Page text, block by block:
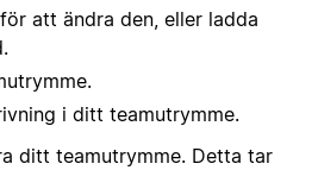
att ändra den, eller ladda
i ditt teamutrymme.
ditt teamutrymme. Detta tar